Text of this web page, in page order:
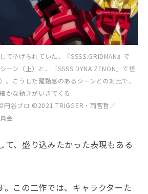
て挙げられていた、『SSSS.GRIDMAN』で
ーン（上）と、『SSSS.DYNA ZENON』で怪
。こうした躍動感のあるシーンとの対比で、
かな動きがいきてくる
©円谷プロ ©2021 TRIGGER・雨宮哲／
会
、盛り込みたかった表現もある
。この二作では、キャラクターた